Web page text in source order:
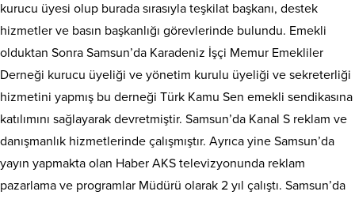
kurucu üyesi olup burada sırasıyla teşkilat başkanı, destek
hizmetler ve basın başkanlığı görevlerinde bulundu. Emekli
olduktan Sonra Samsun’da Karadeniz İşçi Memur Emekliler
Derneği kurucu üyeliği ve yönetim kurulu üyeliği ve sekreterliği
hizmetini yapmış bu derneği Türk Kamu Sen emekli sendikasına
katılımını sağlayarak devretmiştir. Samsun’da Kanal S reklam ve
danışmanlık hizmetlerinde çalışmıştır. Ayrıca yine Samsun’da
yayın yapmakta olan Haber AKS televizyonunda reklam
pazarlama ve programlar Müdürü olarak 2 yıl çalıştı. Samsun’da